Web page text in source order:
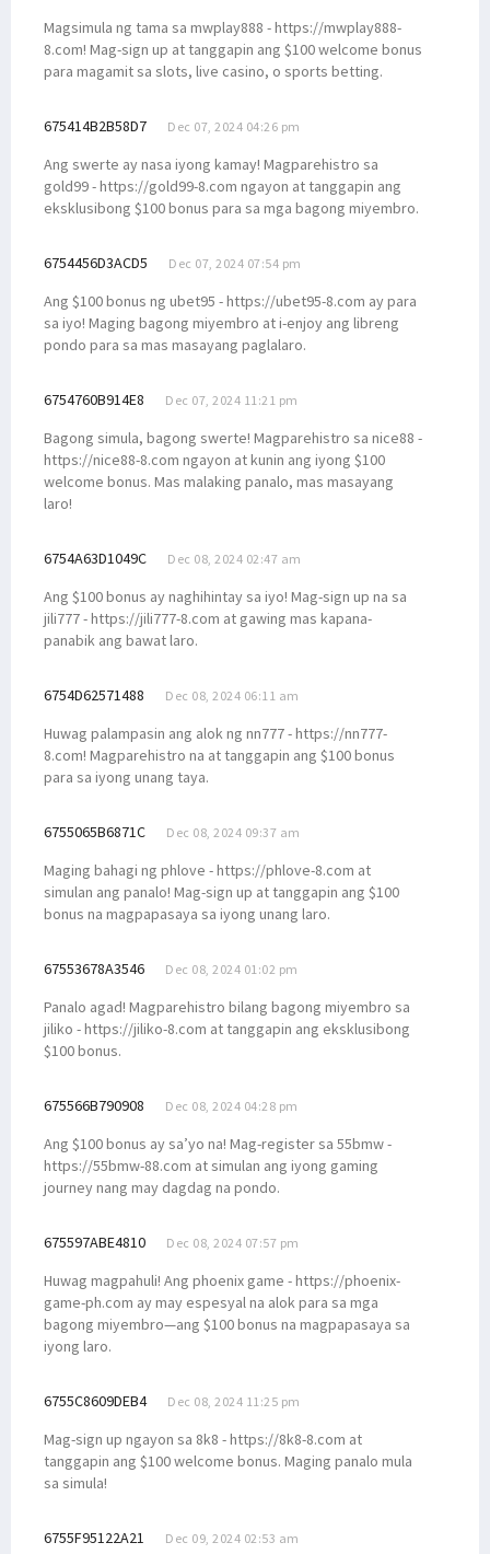
Magsimula ng tama sa mwplay888 - https://mwplay888-
8.com! Mag-sign up at tanggapin ang $100 welcome bonus
para magamit sa slots, live casino, o sports betting.
675414B2B58D7 Dec 07, 2024 04:26 pm
Ang swerte ay nasa iyong kamay! Magparehistro sa
gold99 - https://gold99-8.com ngayon at tanggapin ang
eksklusibong $100 bonus para sa mga bagong miyembro.
6754456D3ACD5 Dec 07, 2024 07:54 pm
Ang $100 bonus ng ubet95 - https://ubet95-8.com ay para
sa iyo! Maging bagong miyembro at i-enjoy ang libreng
pondo para sa mas masayang paglalaro.
6754760B914E8 Dec 07, 2024 11:21 pm
Bagong simula, bagong swerte! Magparehistro sa nice88 -
https://nice88-8.com ngayon at kunin ang iyong $100
welcome bonus. Mas malaking panalo, mas masayang
laro!
6754A63D1049C Dec 08, 2024 02:47 am
Ang $100 bonus ay naghihintay sa iyo! Mag-sign up na sa
jili777 - https://jili777-8.com at gawing mas kapana-
panabik ang bawat laro.
6754D62571488 Dec 08, 2024 06:11 am
Huwag palampasin ang alok ng nn777 - https://nn777-
8.com! Magparehistro na at tanggapin ang $100 bonus
para sa iyong unang taya.
6755065B6871C Dec 08, 2024 09:37 am
Maging bahagi ng phlove - https://phlove-8.com at
simulan ang panalo! Mag-sign up at tanggapin ang $100
bonus na magpapasaya sa iyong unang laro.
67553678A3546 Dec 08, 2024 01:02 pm
Panalo agad! Magparehistro bilang bagong miyembro sa
jiliko - https://jiliko-8.com at tanggapin ang eksklusibong
$100 bonus.
675566B790908 Dec 08, 2024 04:28 pm
Ang $100 bonus ay sa’yo na! Mag-register sa 55bmw -
https://55bmw-88.com at simulan ang iyong gaming
journey nang may dagdag na pondo.
675597ABE4810 Dec 08, 2024 07:57 pm
Huwag magpahuli! Ang phoenix game - https://phoenix-
game-ph.com ay may espesyal na alok para sa mga
bagong miyembro—ang $100 bonus na magpapasaya sa
iyong laro.
6755C8609DEB4 Dec 08, 2024 11:25 pm
Mag-sign up ngayon sa 8k8 - https://8k8-8.com at
tanggapin ang $100 welcome bonus. Maging panalo mula
sa simula!
6755F95122A21 Dec 09, 2024 02:53 am